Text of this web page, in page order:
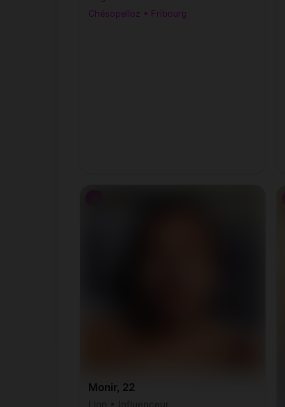
Chésopelloz • Fribourg
Monir, 22